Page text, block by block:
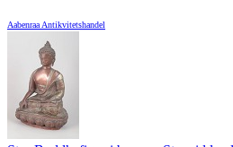
Aabenraa Antikvitetshandel